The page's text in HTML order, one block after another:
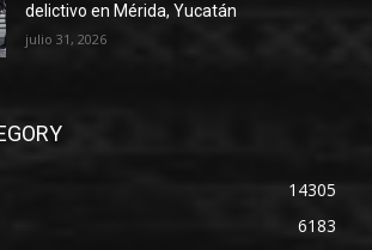
delictivo en Mérida, Yucatán
julio 31, 2026
14305
6183